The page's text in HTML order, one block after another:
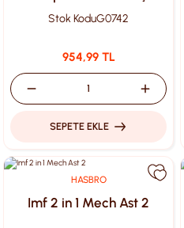
G0742
Stok KoduG0742
954,99 TL
SEPETE EKLE
HASBRO
Imf 2 in 1 Mech Ast 2